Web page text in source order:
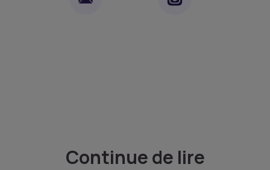
Continue de lire